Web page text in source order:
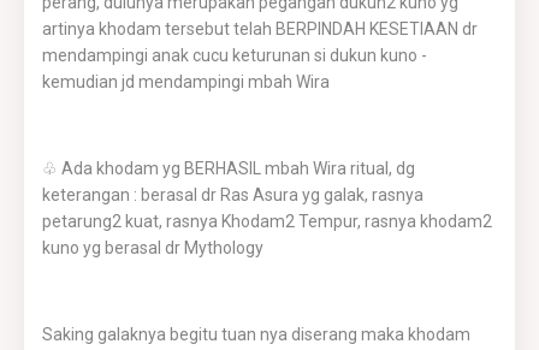
artinya khodam tersebut telah BERPINDAH KESETIAAN dr
mendampingi anak cucu keturunan si dukun kuno -
kemudian jd mendampingi mbah Wira
♧ Ada khodam yg BERHASIL mbah Wira ritual, dg
keterangan : berasal dr Ras Asura yg galak, rasnya
petarung2 kuat, rasnya Khodam2 Tempur, rasnya khodam2
kuno yg berasal dr Mythology
Saking galaknya begitu tuan nya diserang maka khodam